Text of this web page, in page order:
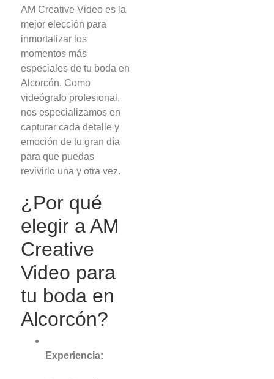
AM Creative Video es la
mejor elección para
inmortalizar los
momentos más
especiales de tu boda en
Alcorcón. Como
videógrafo profesional,
nos especializamos en
capturar cada detalle y
emoción de tu gran día
para que puedas
revivirlo una y otra vez.
¿Por qué
elegir a AM
Creative
Video para
tu boda en
Alcorcón?
Experiencia: